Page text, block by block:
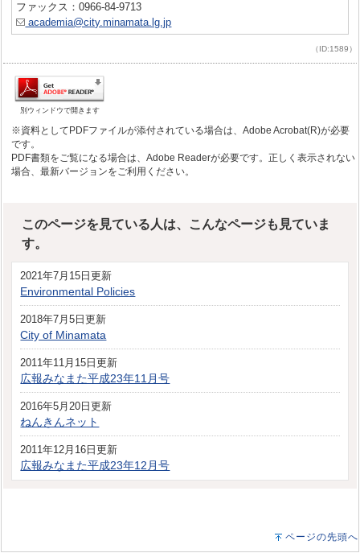
ファックス：0966-84-9713
academia@city.minamata.lg.jp
（ID:1589）
別ウィンドウで開きます
※資料としてPDFファイルが添付されている場合は、Adobe Acrobat(R)が必要
です。
PDF書類をご覧になる場合は、Adobe Readerが必要です。正しく表示されない
場合、最新バージョンをご利用ください。
このページを見ている人は、こんなページも見ていま
す。
2021年7月15日更新
Environmental Policies
2018年7月5日更新
City of Minamata
2011年11月15日更新
広報みなまた平成23年11月号
2016年5月20日更新
ねんきんネット
2011年12月16日更新
広報みなまた平成23年12月号
ページの先頭へ